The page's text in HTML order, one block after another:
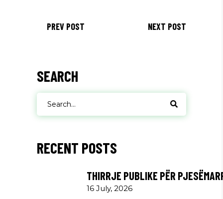
PREV POST NEXT POST
SEARCH
for:
RECENT POSTS
THIRRJE PUBLIKE PËR
16 July, 2026